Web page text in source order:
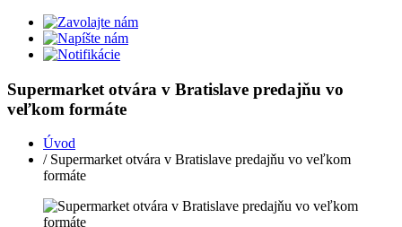
Supermarket otvára v Bratislave predajňu vo
veľkom formáte
Úvod
/ Supermarket otvára v Bratislave predajňu vo veľkom
formáte